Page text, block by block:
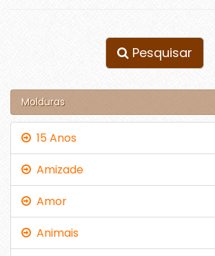
Pesquisar
Molduras
15 Anos
Amizade
Amor
Animais